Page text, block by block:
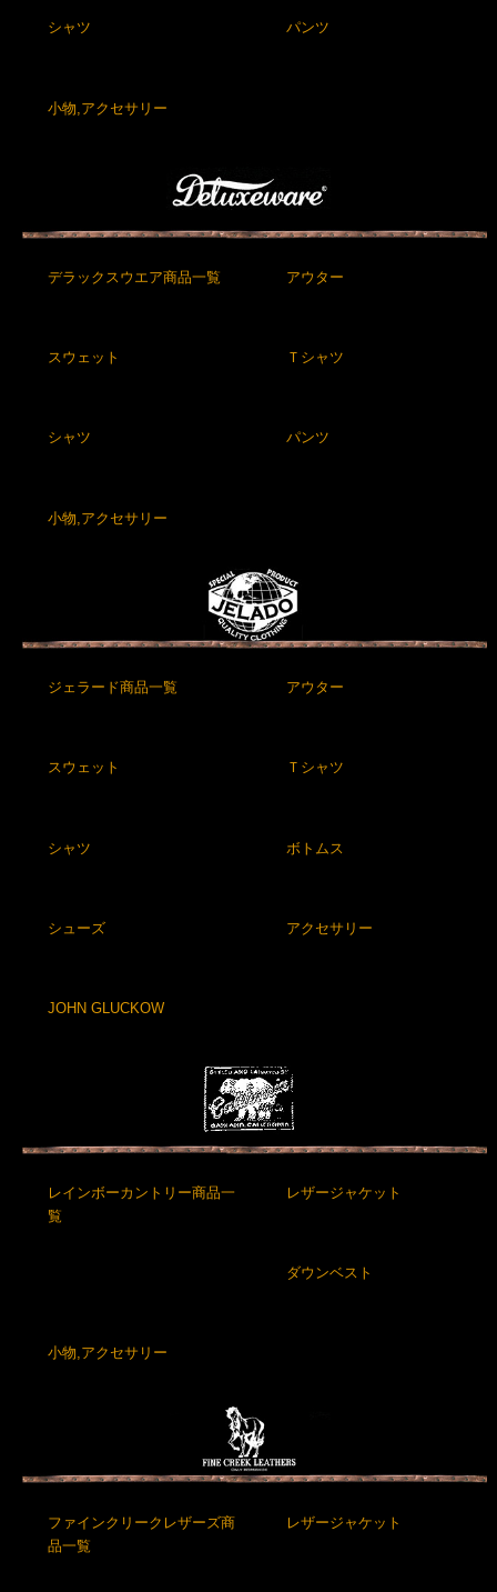
シャツ パンツ
小物,アクセサリー
デラックスウエア商品一覧 アウター
スウェット Ｔシャツ
シャツ パンツ
小物,アクセサリー
ジェラード商品一覧 アウター
スウェット Ｔシャツ
シャツ ボトムス
シューズ アクセサリー
JOHN GLUCKOW
レインボーカントリー商品一
覧
レザージャケット
ダウンベスト
小物,アクセサリー
ファインクリークレザーズ商
品一覧
レザージャケット